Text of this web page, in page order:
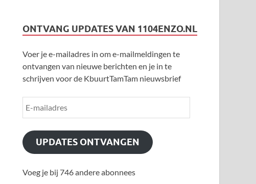
ONTVANG UPDATES VAN 1104ENZO.NL
Voer je e-mailadres in om e-mailmeldingen te
ontvangen van nieuwe berichten en je in te
schrijven voor de KbuurtTamTam nieuwsbrief
UPDATES ONTVANGEN
Voeg je bij 746 andere abonnees